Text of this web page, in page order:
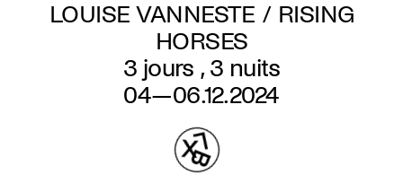
LOUISE VANNESTE / RISING
HORSES
3 jours , 3 nuits
04—06.12.2024